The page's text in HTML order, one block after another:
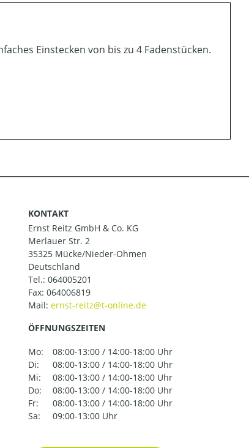
Einstecken von bis zu 4 Fadenstücken.
KONTAKT
Ernst Reitz GmbH & Co. KG
Merlauer Str. 2
35325 Mücke/Nieder-Ohmen
Deutschland
Tel.: 064005201
Fax: 064006819
Mail:
ÖFFNUNGSZEITEN
Mo:
08:00-13:00 / 14:00-18:00 Uhr
Di:
08:00-13:00 / 14:00-18:00 Uhr
Mi:
08:00-13:00 / 14:00-18:00 Uhr
Do:
08:00-13:00 / 14:00-18:00 Uhr
Fr:
08:00-13:00 / 14:00-18:00 Uhr
Sa:
09:00-13:00 Uhr